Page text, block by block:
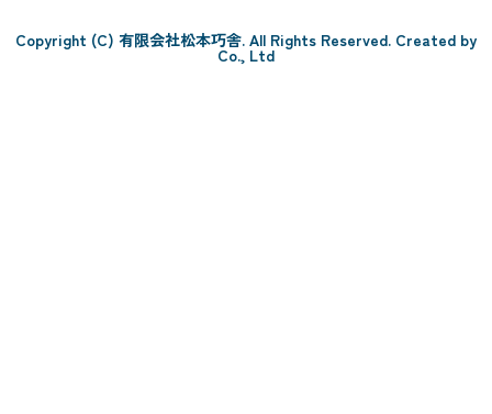
Copyright (C) 有限会社松本巧舎. All Rights Reserved. Created by
Co., Ltd